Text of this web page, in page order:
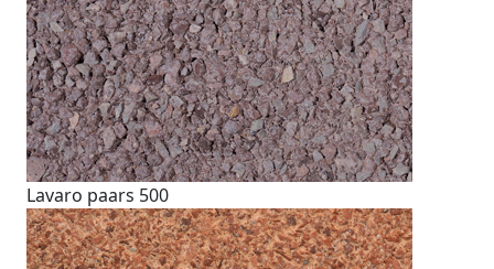
Lavaro paars 500